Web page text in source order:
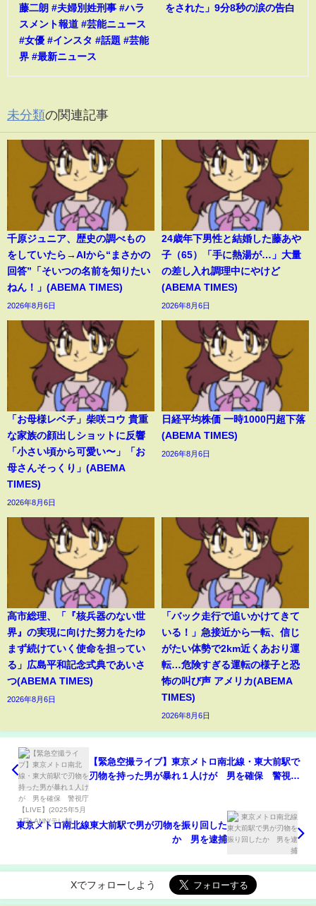
藤二朗 #夫婦別姓刑事 #ハラ
スメント報道 #芸能ニュース
#女優 #インスタ #話題 #芸能
界 #最新ニュース
をされた」9分8秒の涙の告白
未分類の関連記事
千原ジュニア、歴史の調べもの
をしていたら→AIから“まさかの
回答”「そいつの名前を知りたい
ねん！」(ABEMA TIMES)
2026年8月6日
24歳年下男性と結婚した藤あや
子（65）「手に熱湯が…」大量
の差し入れ調理中にやけど
(ABEMA TIMES)
2026年8月6日
「お母様レベチ」柴咲コウ 貴重
な家族の顔出しショットに反響
「小さい頃から可愛い〜」「お
母さんそっくり」(ABEMA
TIMES)
2026年8月6日
日経平均株価 一時1000円超下落
(ABEMA TIMES)
2026年8月6日
高市総理、「『核兵器のない世
界』の実現に向けた努力をたゆ
まず続けていく使命を担ってい
る」広島平和記念式典であいさ
つ(ABEMA TIMES)
2026年8月6日
「バック走行で追いかけてきて
いる！」急接近から一転、信じ
がたい体勢で2km近くあおり運
転…危険すぎる運転の様子と恐
怖の叫び声 アメリカ(ABEMA
TIMES)
2026年8月6日
【緊急空撮ライブ】東京メトロ南北線・東大前駅で
刃物を持った男が暴れ１人けが 男を確保 警視庁
東京メトロ南北線東大前駅で男が刃物を振り回した
か 男を逮捕
Xでフォローしよう